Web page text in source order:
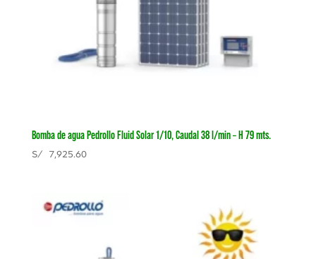
Bomba de agua Pedrollo Fluid Solar 1/10, Caudal 38 l/min – H 79 mts.
S/7,925.60